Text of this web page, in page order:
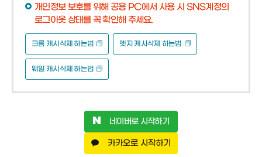
개인정보 보호를 위해 공용 PC에서 사용 시 SNS계정의
로그아웃 상태를 꼭 확인해 주세요.
크롬 캐시삭제 하는법 엣지 캐시삭제 하는법
웨일 캐시삭제 하는법
네이버로 시작하기
카카오로 시작하기